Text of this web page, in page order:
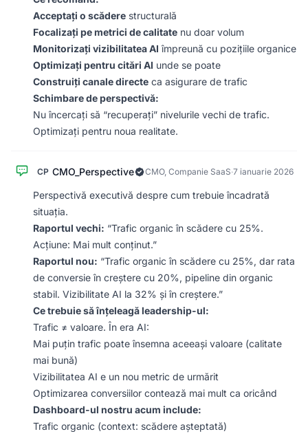
Acceptați o scădere structurală
Focalizați pe metrici de calitate nu doar volum
Monitorizați vizibilitatea AI împreună cu pozițiile organice
Optimizați pentru citări AI unde se poate
Construiți canale directe ca asigurare de trafic
Schimbare de perspectivă:
Nu încercați să “recuperați” nivelurile vechi de trafic.
Optimizați pentru noua realitate.
CP CMO_Perspective CMO, Companie SaaS·7 ianuarie 2026
Perspectivă executivă despre cum trebuie încadrată
situația.
Raportul vechi: “Trafic organic în scădere cu 25%.
Acțiune: Mai mult conținut.”
Raportul nou: “Trafic organic în scădere cu 25%, dar rata
de conversie în creștere cu 20%, pipeline din organic
stabil. Vizibilitate AI la 32% și în creștere.”
Ce trebuie să înțeleagă leadership-ul:
Trafic ≠ valoare. În era AI:
Mai puțin trafic poate însemna aceeași valoare (calitate
mai bună)
Vizibilitatea AI e un nou metric de urmărit
Optimizarea conversiilor contează mai mult ca oricând
Dashboard-ul nostru acum include:
Trafic organic (context: scădere așteptată)